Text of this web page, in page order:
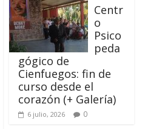
Centr
o
Psico
peda
gógico de
Cienfuegos: fin de
curso desde el
corazón (+ Galería)
6 julio, 2026 0